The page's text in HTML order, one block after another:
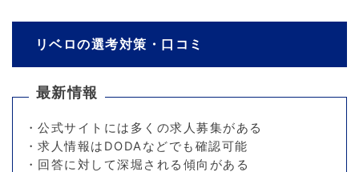
リベロの選考対策・口コミ
最新情報
・公式サイトには多くの求人募集がある
・求人情報はDODAなどでも確認可能
・回答に対して深堀される傾向がある